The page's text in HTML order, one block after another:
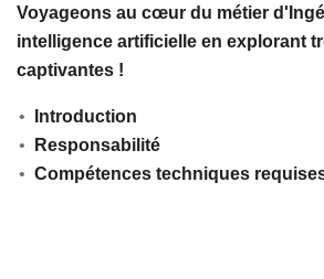
Voyageons au cœur du métier
intelligence artificielle en explorant
captivantes !
Introduction
Responsabilité
Compétences techniques